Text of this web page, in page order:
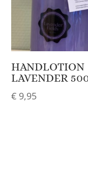
HANDLOTION
LAVENDER
€ 9,95